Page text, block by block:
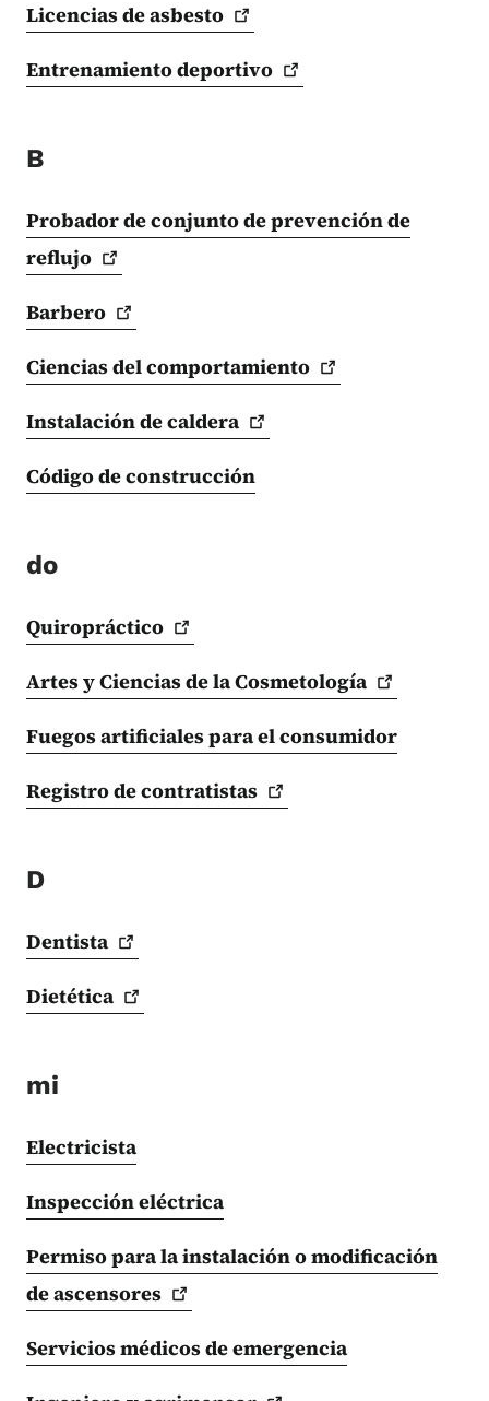
Licencias deasbesto
Entrenamientodeportivo
B
Probador de conjunto de prevención de
reflujo
Barbero
Ciencias delcomportamiento
Instalación decaldera
Código de construcción
do
Quiropráctico
Artes y Ciencias de laCosmetología
Fuegos artificiales para el consumidor
Registro decontratistas
D
Dentista
Dietética
mi
Electricista
Inspección eléctrica
Permiso para la instalación o modificación
deascensores
Servicios médicos de emergencia